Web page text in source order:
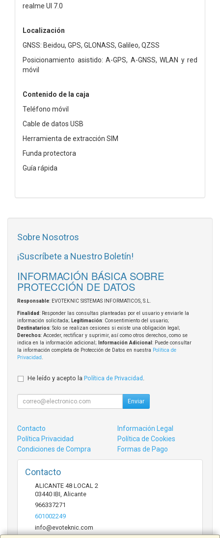
realme UI 7.0
Localización
GNSS: Beidou, GPS, GLONASS, Galileo, QZSS
Posicionamiento asistido: A-GPS, A-GNSS, WLAN y red
móvil
Contenido de la caja
Teléfono móvil
Cable de datos USB
Herramienta de extracción SIM
Funda protectora
Guía rápida
Sobre Nosotros
¡Suscríbete a Nuestro Boletín!
INFORMACIÓN BÁSICA SOBRE
PROTECCIÓN DE DATOS
Responsable: EVOTEKNIC SISTEMAS INFORMATICOS, S.L.
Finalidad: Responder las consultas planteadas por el usuario y enviarle la
información solicitada; Legitimación: Consentimiento del usuario;
Destinatarios: Solo se realizan cesiones si existe una obligación legal;
Derechos: Acceder, rectificar y suprimir, así como otros derechos, como se
indica en la información adicional;
Información Adicional : Puede consultar
la información completa de Protección de Datos en nuestra Política de
Privacidad
He leído y acepto la Política de Privacidad
Enviar
Contacto
Información Legal
Política Privacidad
Política de Cookies
Condiciones de Compra
Formas de Pago
Contacto
ALICANTE 48 LOCAL 2
03440 IBI Alicante
966337271
601002249
info@evoteknic.com